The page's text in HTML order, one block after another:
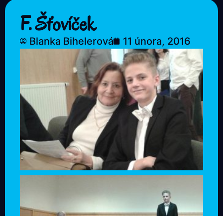
F. Šťovíček
Blanka Bihelerová 11 února, 2016